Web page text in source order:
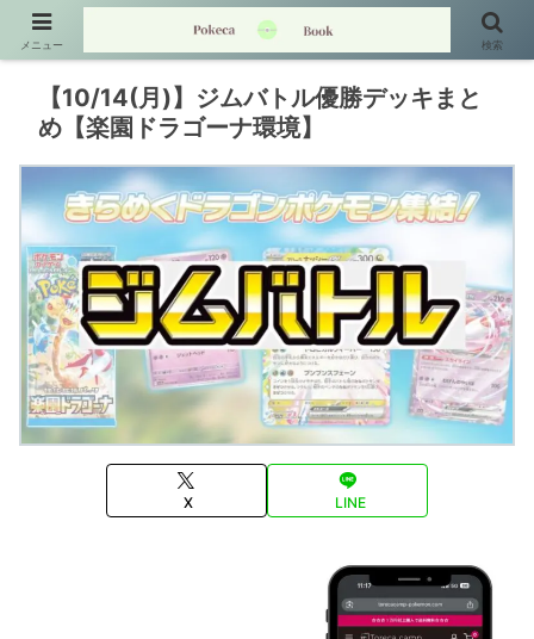
【10/14(月)】ジムバトル優勝デッキまと
め【楽園ドラゴーナ環境】
X LINE
メニュー 検索